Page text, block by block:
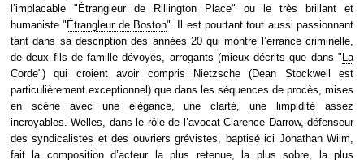
l’implacable " Étrangleur de Rillington Place" ou le très brillant et
humaniste " Étrangleur de Boston". Il est pourtant tout aussi passionnant
tant dans sa description des années 20 qui montre l’errance criminelle,
de deux fils de famille dévoyés, arrogants (mieux décrits que dans " La
Corde") qui croient avoir compris Nietzsche (Dean Stockwell est
particulièrement exceptionnel) que dans les séquences de procès, mises
en scène avec une élégance, une clarté, une limpidité assez
incroyables. Welles, dans le rôle de l’avocat Clarence Darrow, défenseur
des syndicalistes et des ouvriers grévistes, baptisé ici Jonathan Wilm,
fait la composition d’acteur la plus retenue, la plus sobre, la plus